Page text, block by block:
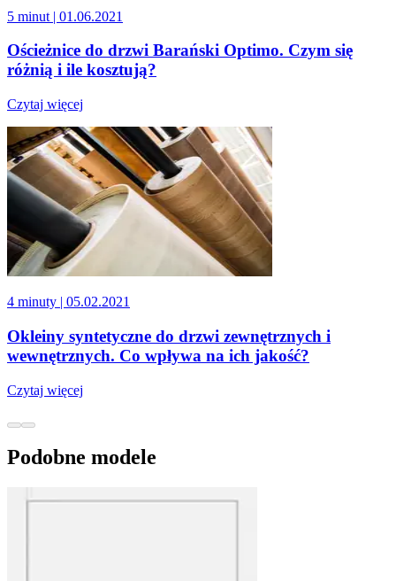
5 minut | 01.06.2021
Ościeżnice do drzwi Barański Optimo. Czym się
różnią i ile kosztują?
Czytaj więcej
4 minuty | 05.02.2021
Okleiny syntetyczne do drzwi zewnętrznych i
wewnętrznych. Co wpływa na ich jakość?
Czytaj więcej
Podobne modele